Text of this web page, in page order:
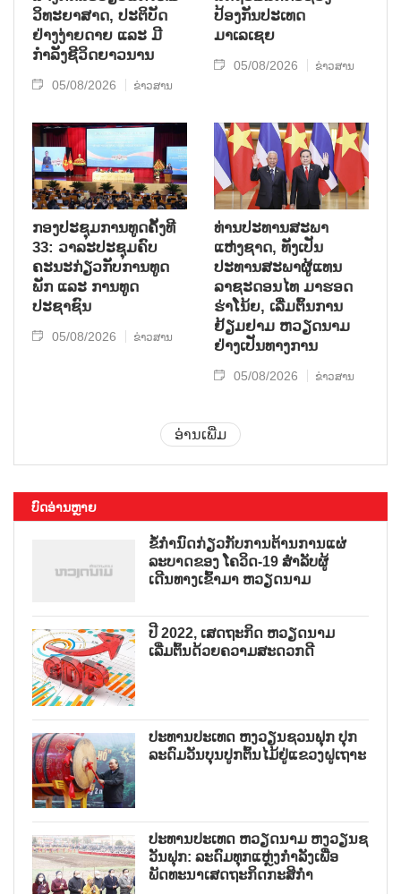
ວິທະຍາສາດ, ປະຕິບັດ
ຢ່າງງ່າຍດາຍ ແລະ ມີ
ກຳລັງຊີວິດຍາວນານ
05/08/2026 ຂ່າວສານ
ປ້ອງກັນປະເທດ
ມາເລເຊຍ
05/08/2026 ຂ່າວສານ
ກອງປະຊຸມການທູດຄັ້ງທີ
33: ວາລະປະຊຸມຄົບ
ຄະນະກ່ຽວກັບການທູດ
ພັກ ແລະ ການທູດ
ປະຊາຊົນ
05/08/2026 ຂ່າວສານ
ທ່ານປະທານສະພາ
ແຫ່ງຊາດ, ທັງເປັນ
ປະທານສະພາຜູ້ແທນ
ລາຊະດອນໄທ ມາຮອດ
ຮ່າໂນ້ຍ, ເລີ່ມຕົ້ນການ
ຢ້ຽມຢາມ ຫວຽດນາມ
ຢ່າງເປັນທາງການ
05/08/2026 ຂ່າວສານ
ອ່ານເພີ່ມ
ບົດອ່ານຫຼາຍ
ຂໍ້ກຳນົດກ່ຽວກັບການຕ້ານການແຜ່
ລະບາດຂອງ ໂຄວິດ-19 ສຳລັບຜູ້
ເດີນທາງເຂົ້າມາ ຫວຽດນາມ
ປີ 2022, ເສດຖະກິດ ຫວຽດນາມ
ເລີ່ມຕົ້ນດ້ວຍຄວາມສະດວກດີ
ປະທານປະເທດ ຫງວຽນຊວນຟຸກ ປຸກ
ລະດົມວັນບຸນປູກຕົ້ນໄມ້ຢູ່ແຂວງຝູເຖາະ
ປະທານປະເທດ ຫວຽດນາມ ຫງວຽນຊ
ວັນຟຸກ: ລະດົມທຸກແຫຼ່ງກຳລັງເພື່ອ
ພັດທະນາເສດຖະກິດກະສິກຳ